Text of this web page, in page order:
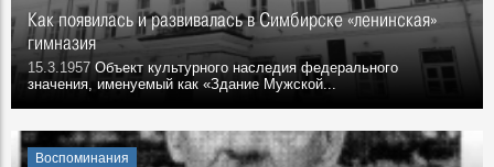
Как появилась и развивалась в Симбирске «ленинская»
гимназия
15.3.1957 Объект культурного наследия федерального
значения, именуемый как «Здание Мужской...
Воспоминания